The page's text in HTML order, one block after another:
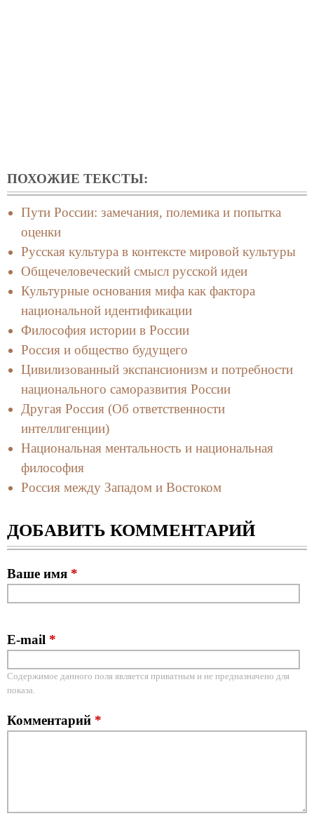
ПОХОЖИЕ ТЕКСТЫ:
Пути России: замечания, полемика и попытка
оценки
Русская культура в контексте мировой культуры
Общечеловеческий смысл русской идеи
Культурные основания мифа как фактора
национальной идентификации
Философия истории в России
Россия и общество будущего
Цивилизованный экспансионизм и потребности
национального саморазвития России
Другая Россия (Об ответственности
интеллигенции)
Национальная ментальность и национальная
философия
Россия между Западом и Востоком
ДОБАВИТЬ КОММЕНТАРИЙ
Ваше имя *
E-mail *
Содержимое данного поля является приватным и не предназначено для
показа.
Комментарий *